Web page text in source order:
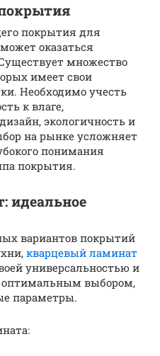
покрытия для
оказаться
множество
имеет свои
Необходимо учесть
к влаге,
экологичность и
на рынке усложняет
понимания
покрытия.
идеальное
вариантов покрытий
кварцевый ламинат
универсальностью и
оптимальным выбором,
параметры.